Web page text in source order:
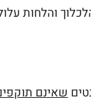
והלחות
שאינם